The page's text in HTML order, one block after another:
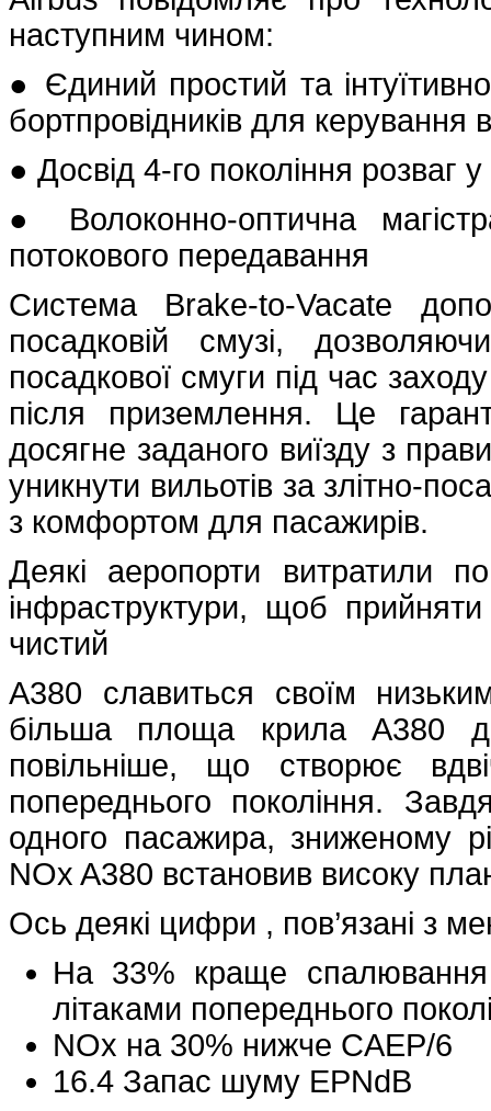
наступним чином:
● Єдиний простий та
бортпровідників для керування
● Досвід 4-го покоління розваг
● Волоконно-оптична
потокового передавання
Система Brake-to-Vacate
посадковій смузі,
посадкової смуги під час
після приземлення. Це
досягне заданого виїзду з
уникнути вильотів за злітно-
з комфортом для пасажирів.
Деякі аеропорти витратили
інфраструктури, щоб
чистий
A380 славиться своїм
більша площа крила A380
повільніше, що створює
попереднього покоління.
одного пасажира, зниженому
NOx A380 встановив високу
Ось деякі цифри , пов’язані з
На 33% краще
літаками попереднього
NOx на 30% нижче CAEP/6
16.4 Запас шуму EPNdB